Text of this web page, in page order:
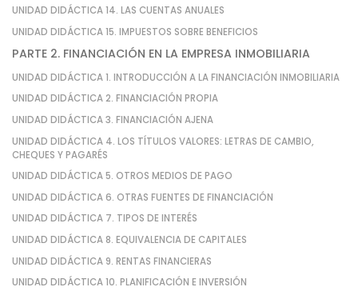
UNIDAD DIDÁCTICA 14. LAS CUENTAS ANUALES
UNIDAD DIDÁCTICA 15. IMPUESTOS SOBRE BENEFICIOS
PARTE 2. FINANCIACIÓN EN LA EMPRESA INMOBILIARIA
UNIDAD DIDÁCTICA 1. INTRODUCCIÓN A LA FINANCIACIÓN INMOBILIARIA
UNIDAD DIDÁCTICA 2. FINANCIACIÓN PROPIA
UNIDAD DIDÁCTICA 3. FINANCIACIÓN AJENA
UNIDAD DIDÁCTICA 4. LOS TÍTULOS VALORES: LETRAS DE CAMBIO,
CHEQUES Y PAGARÉS
UNIDAD DIDÁCTICA 5. OTROS MEDIOS DE PAGO
UNIDAD DIDÁCTICA 6. OTRAS FUENTES DE FINANCIACIÓN
UNIDAD DIDÁCTICA 7. TIPOS DE INTERÉS
UNIDAD DIDÁCTICA 8. EQUIVALENCIA DE CAPITALES
UNIDAD DIDÁCTICA 9. RENTAS FINANCIERAS
UNIDAD DIDÁCTICA 10. PLANIFICACIÓN E INVERSIÓN